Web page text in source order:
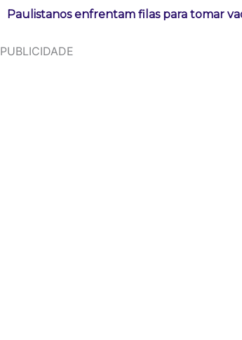
Paulistanos enfrentam filas para tomar
PUBLICIDADE